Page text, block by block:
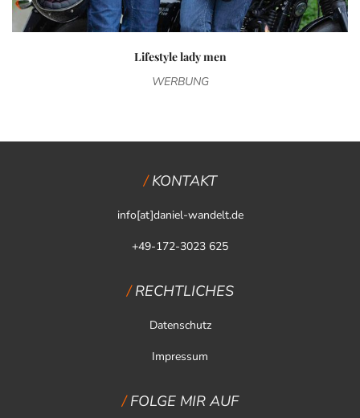
Lifestyle lady men
WERBUNG
KONTAKT
info[at]daniel-wandelt.de
+49-172-3023 625
RECHTLICHES
Datenschutz
Impressum
FOLGE MIR AUF